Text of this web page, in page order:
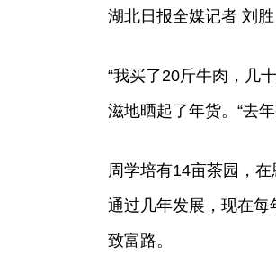
湖北日报全媒记者 刘胜
“我买了20斤牛肉，几
滋地晒起了年货。“去
周学培有14亩茶园，
通过几年发展，现在每
致富路。